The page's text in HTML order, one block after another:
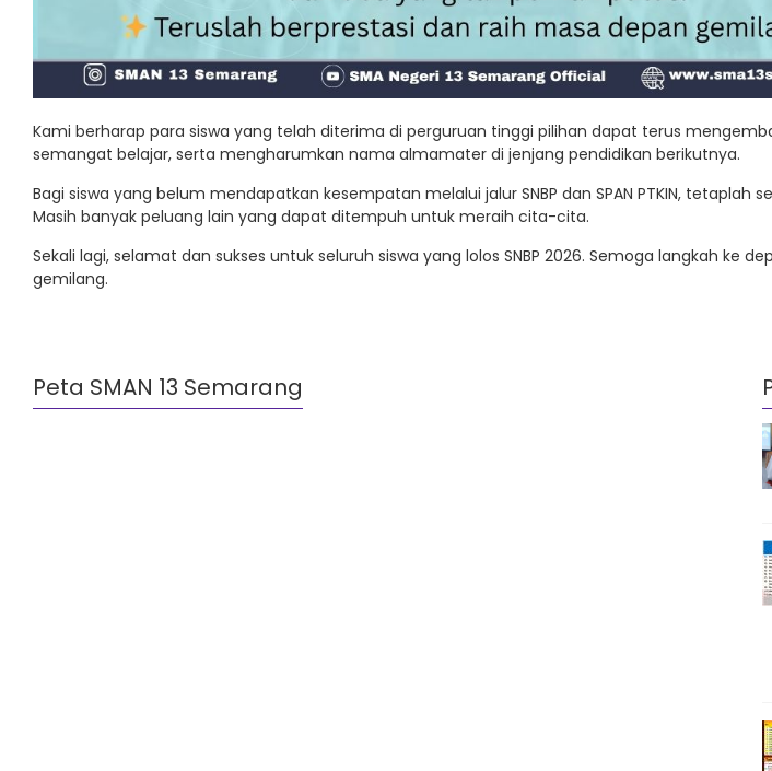
Kami berharap para siswa yang telah diterima di perguruan tinggi pilihan dapat terus
semangat belajar, serta mengharumkan nama almamater di jenjang pendidikan berikutnya.
Bagi siswa yang belum mendapatkan kesempatan melalui jalur SNBP dan SPAN PTKIN, tetaplah
Masih banyak peluang lain yang dapat ditempuh untuk meraih cita-cita.
Sekali lagi, selamat dan sukses untuk seluruh siswa yang lolos SNBP 2026. Semoga langkah ke
gemilang.
Peta SMAN 13 Semarang